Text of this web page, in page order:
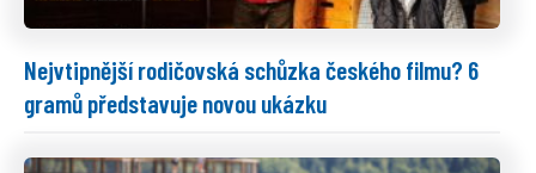
Nejvtipnější rodičovská schůzka českého filmu? 6
gramů představuje novou ukázku